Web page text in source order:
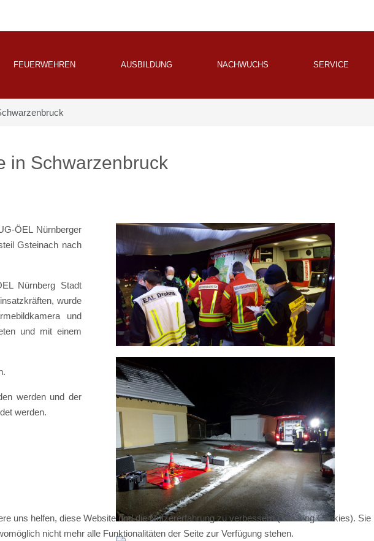
FEUERWEHREN AUSBILDUNG NACHWUCHS SERVICE
in Schwarzenbruck
ÖEL Nürnberger
Gsteinach nach
Nürnberg Stadt
wurde
und
und mit einem
werden und der
werden.
uns helfen, diese Website und die Nutzererfahrung zu verbessern (Tracking Cookies). Sie
nicht mehr alle Funktionalitäten der Seite zur Verfügung stehen.